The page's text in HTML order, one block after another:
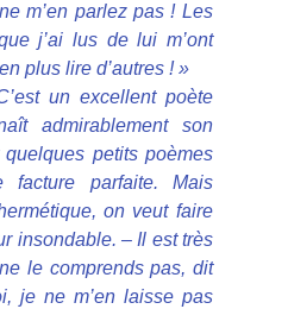
m’en parlez pas ! Les
j’ai lus de lui m’ont
plus lire d’autres ! »
un excellent poète
admirablement son
petits poèmes
facture parfaite. Mais
on veut faire
insondable. – Il est très
le comprends pas, dit
je ne m’en laisse pas